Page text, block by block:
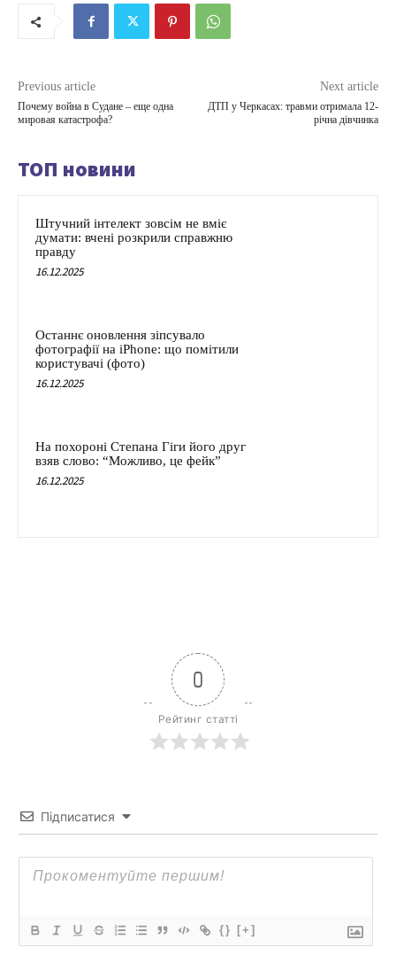
Previous article
Почему война в Судане – еще одна
мировая катастрофа?
Next article
ДТП у Черкасах: травми отримала 12-
річна дівчинка
ТОП новини
Штучний інтелект зовсім не вміє
думати: вчені розкрили справжню
правду
16.12.2025
Останнє оновлення зіпсувало
фотографії на iPhone: що помітили
користувачі (фото)
16.12.2025
На похороні Степана Гіги його друг
взяв слово: “Можливо, це фейк”
16.12.2025
0
Рейтинг статті
Підписатися
{} [+]